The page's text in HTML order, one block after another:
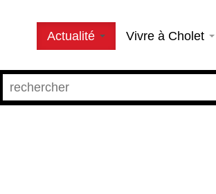
Actualité Vivre à Cholet